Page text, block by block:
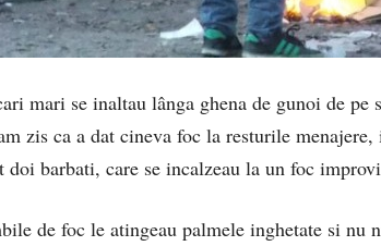
mari se inaltau lânga ghena de gunoi de
zis ca a dat cineva foc la resturile
doi barbati, care se incalzeau la un foc
de foc le atingeau palmele inghetate si nu